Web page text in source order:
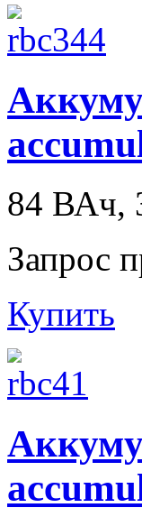
84 ВАч,
Запрос
Купить